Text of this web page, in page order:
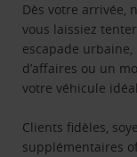
Dès votre arrivée,
vous laissiez
escapade
d’affaires ou un
votre véhicule
Clients fidèles,
supplémentaires